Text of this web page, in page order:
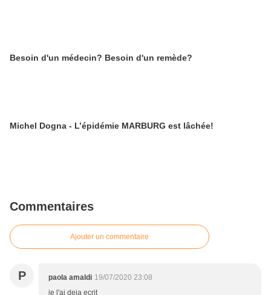
Besoin d'un médecin? Besoin d'un remède?
Michel Dogna - L’épidémie MARBURG est lâchée!
Commentaires
Ajouter un commentaire
P paola amaldi 19/07/2020 23:08
je l'ai deja ecrit